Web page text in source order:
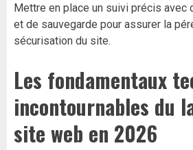
Mettre en place un suivi précis avec
et de sauvegarde pour assurer la
sécurisation du site.
Les fondamentaux
incontournables du
site web en 2026